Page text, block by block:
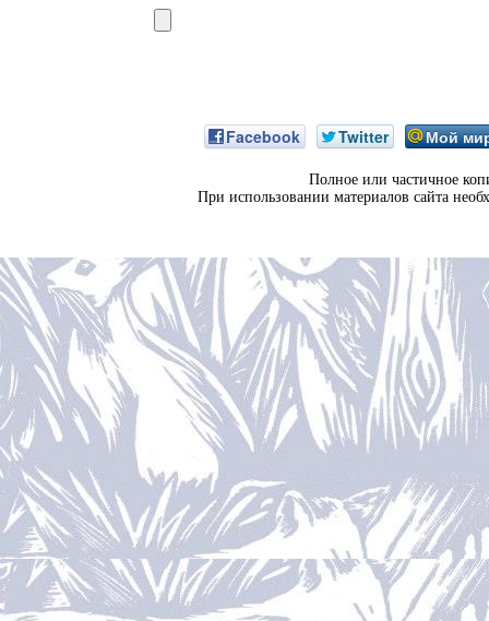
Facebook Twitter Мой
Полное или частичное
При использовании материалов сайта